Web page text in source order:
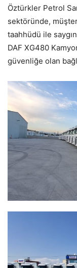
Öztürkler Petrol
sektöründe,
taahhüdü ile
DAF XG480
güvenliğe olan